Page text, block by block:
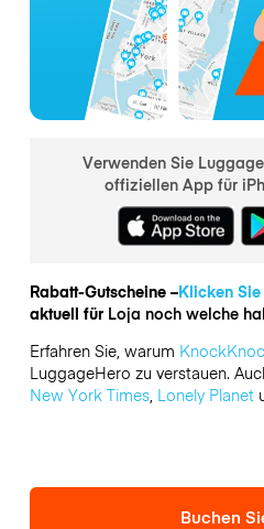
Verwenden Sie
offiziellen App für
Rabatt-Gutscheine –Klicken
aktuell für Loja noch welche
Erfahren Sie, warum
LuggageHero zu verstauen.
New York Times, Lonely Planet
Buchen